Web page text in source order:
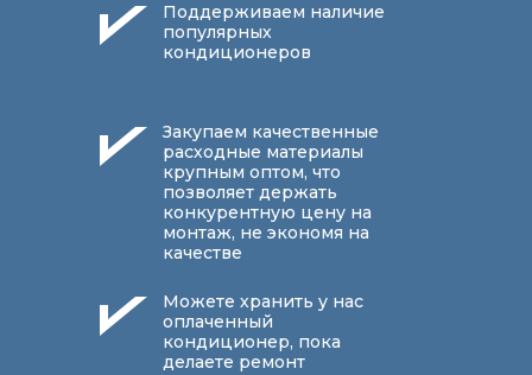
Поддерживаем наличие
популярных
кондиционеров
Закупаем качественные
расходные материалы
крупным оптом, что
позволяет держать
конкурентную цену на
монтаж, не экономя на
качестве
Можете хранить у нас
оплаченный
кондиционер, пока
делаете ремонт